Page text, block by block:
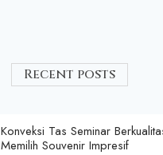
Recent posts
Konveksi Tas Seminar
Memilih Souvenir Impresif